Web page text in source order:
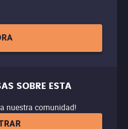
SOBRE ESTA
nuestra comunidad!